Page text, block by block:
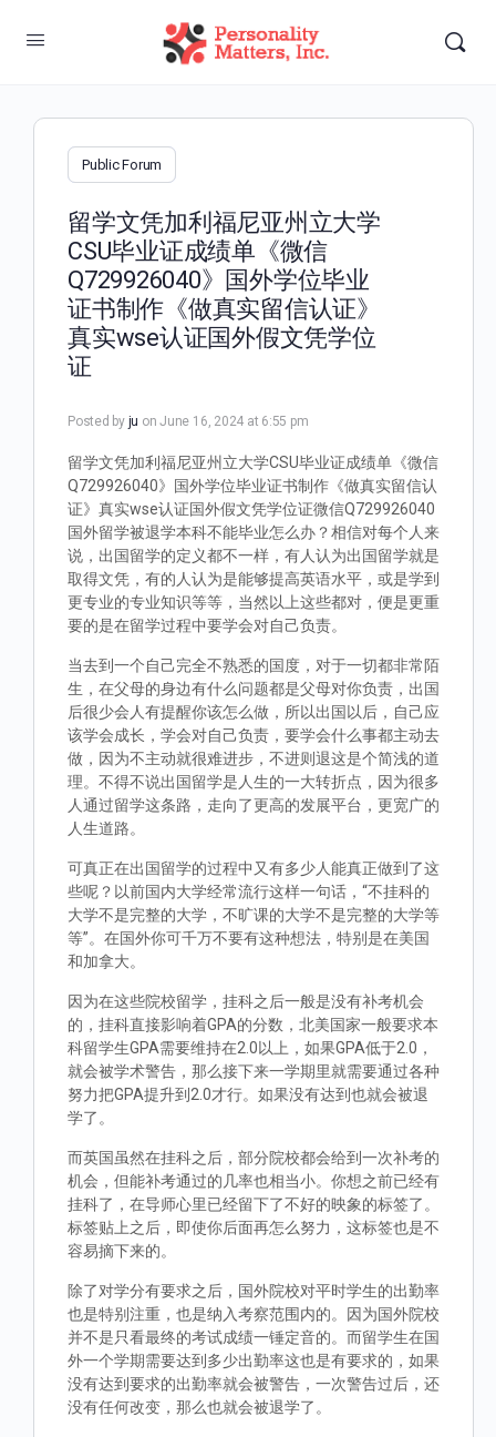
Public Forum
留学文凭加利福尼亚州立大学
CSU毕业证成绩单《微信
Q729926040》国外学位毕业
证书制作《做真实留信认证》
真实wse认证国外假文凭学位
证
Posted by ju on June 16, 2024 at 6:55 pm
留学文凭加利福尼亚州立大学CSU毕业证成绩单《微信
Q729926040》国外学位毕业证书制作《做真实留信认
证》真实wse认证国外假文凭学位证微信Q729926040
国外留学被退学本科不能毕业怎么办？相信对每个人来
说，出国留学的定义都不一样，有人认为出国留学就是
取得文凭，有的人认为是能够提高英语水平，或是学到
更专业的专业知识等等，当然以上这些都对，便是更重
要的是在留学过程中要学会对自己负责。
当去到一个自己完全不熟悉的国度，对于一切都非常陌
生，在父母的身边有什么问题都是父母对你负责，出国
后很少会人有提醒你该怎么做，所以出国以后，自己应
该学会成长，学会对自己负责，要学会什么事都主动去
做，因为不主动就很难进步，不进则退这是个简浅的道
理。不得不说出国留学是人生的一大转折点，因为很多
人通过留学这条路，走向了更高的发展平台，更宽广的
人生道路。
可真正在出国留学的过程中又有多少人能真正做到了这
些呢？以前国内大学经常流行这样一句话，“不挂科的
大学不是完整的大学，不旷课的大学不是完整的大学等
等”。在国外你可千万不要有这种想法，特别是在美国
和加拿大。
因为在这些院校留学，挂科之后一般是没有补考机会
的，挂科直接影响着GPA的分数，北美国家一般要求本
科留学生GPA需要维持在2.0以上，如果GPA低于2.0，
就会被学术警告，那么接下来一学期里就需要通过各种
努力把GPA提升到2.0才行。如果没有达到也就会被退
学了。
而英国虽然在挂科之后，部分院校都会给到一次补考的
机会，但能补考通过的几率也相当小。你想之前已经有
挂科了，在导师心里已经留下了不好的映象的标签了。
标签贴上之后，即使你后面再怎么努力，这标签也是不
容易摘下来的。
除了对学分有要求之后，国外院校对平时学生的出勤率
也是特别注重，也是纳入考察范围内的。因为国外院校
并不是只看最终的考试成绩一锤定音的。而留学生在国
外一个学期需要达到多少出勤率这也是有要求的，如果
没有达到要求的出勤率就会被警告，一次警告过后，还
没有任何改变，那么也就会被退学了。